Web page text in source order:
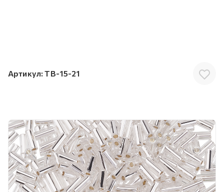
Артикул: TB-15-21